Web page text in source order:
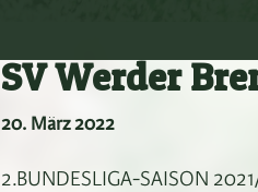
SV Werder
20. März 2022
2.BUNDESLIGA-SAISON